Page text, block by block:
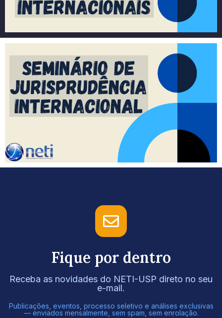
Fique por dentro
Receba as novidades do NETI-USP direto no seu
e-mail.
Publicações, eventos, processo seletivo e análises exclusivas
— enviados mensalmente, sem spam, sem enrolação.